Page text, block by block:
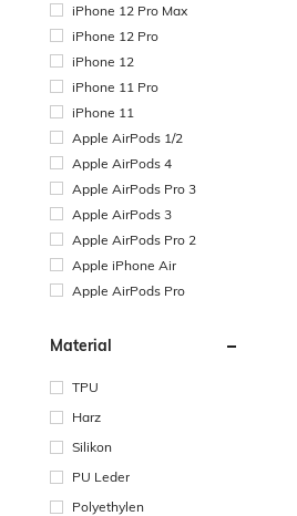
iPhone 12 Pro Max
iPhone 12 Pro
iPhone 12
iPhone 11 Pro
iPhone 11
Apple AirPods 1/2
Apple AirPods 4
Apple AirPods Pro 3
Apple AirPods 3
Apple AirPods Pro 2
Apple iPhone Air
Apple AirPods Pro
Material
TPU
Harz
Silikon
PU Leder
Polyethylen